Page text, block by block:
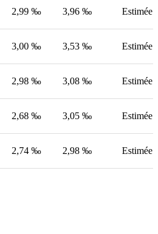
2,99 ‰ 3,96 ‰ Estimée
3,00 ‰ 3,53 ‰ Estimée
2,98 ‰ 3,08 ‰ Estimée
2,68 ‰ 3,05 ‰ Estimée
2,74 ‰ 2,98 ‰ Estimée